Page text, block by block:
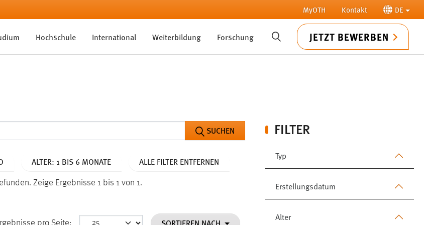
MyOTH Kontakt DE
Hochschule International Weiterbildung Forschung SUCHE JETZT BEWERBEN
FILTER
Typ
Erstellungsdatum
Alter
SUCHEN
ALTER: 1 BIS 6 MONATE ALLE FILTER ENTFERNEN
Zeige Ergebnisse 1 bis 1 von 1.
pro Seite: